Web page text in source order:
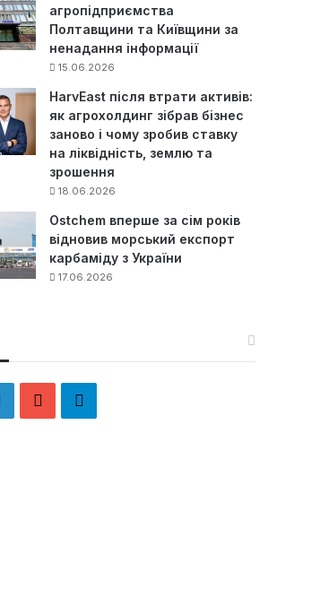
агропідприємства
Полтавщини та Київщини за
ненадання інформації
15.06.2026
HarvEast після втрати активів:
як агрохолдинг зібрав бізнес
заново і чому зробив ставку
на ліквідність, землю та
зрошення
18.06.2026
Ostchem вперше за сім років
відновив морський експорт
карбаміду з України
17.06.2026